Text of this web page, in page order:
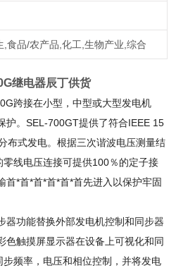
,食品/农产品,化工,生物产业,综合
继电器辰丁供货
跨接在小型，中型或大型发电机
护。SEL-700GT提供了符合IEEE 15
布式发电。根据三次谐波电压测量结
线电压连接可提供100％的定子接
首*首*首*首*首*首先进入以保护牢固
功能替换外部发电机控制和同步器
色触摸屏显示器在设备上可视化和同
频率，电压和相位控制，并将发电